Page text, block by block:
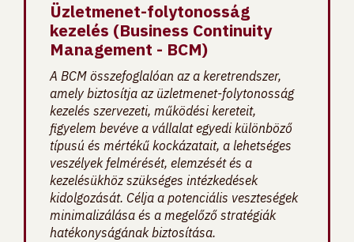
Üzletmenet-folytonosság
kezelés (Business Continuity
Management - BCM)
A BCM összefoglalóan az a keretrendszer,
amely biztosítja az üzletmenet-folytonosság
kezelés szervezeti, működési kereteit,
figyelem bevéve a vállalat egyedi különböző
típusú és mértékű kockázatait, a lehetséges
veszélyek felmérését, elemzését és a
kezelésükhöz szükséges intézkedések
kidolgozását. Célja a potenciális veszteségek
minimalizálása és a megelőző stratégiák
hatékonyságának biztosítása.